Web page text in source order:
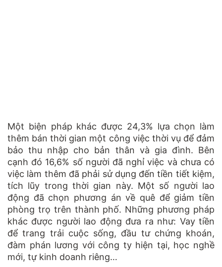
Một biện pháp khác được 24,3% lựa chọn làm
thêm bán thời gian một công việc thời vụ để đảm
bảo thu nhập cho bản thân và gia đình. Bên
cạnh đó 16,6% số người đã nghỉ việc và chưa có
việc làm thêm đã phải sử dụng đến tiền tiết kiệm,
tích lũy trong thời gian này. Một số người lao
động đã chọn phương án về quê để giảm tiền
phòng trọ trên thành phố. Những phương pháp
khác được người lao động đưa ra như: Vay tiền
để trang trải cuộc sống, đầu tư chứng khoán,
đàm phán lương với công ty hiện tại, học nghề
mới, tự kinh doanh riêng…